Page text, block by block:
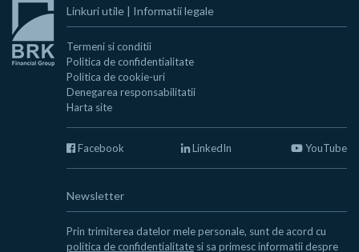
Linkuri utile | Informatii legale
Termeni si conditii
Politica de confidentialitate
Politica de cookie-uri
Denegarea responsabilitatii
Harta site
Facebook LinkedIn YouTube
Newsletter
Prin trimiterea datelor mele personale, sunt de acord cu
politica de confidentialitate si sa primesc informatii despre